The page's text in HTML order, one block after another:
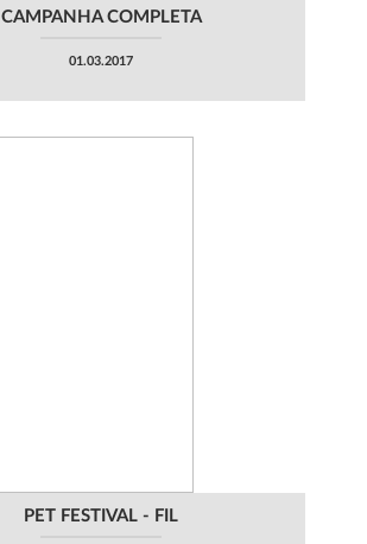
CAMPANHA COMPLETA
01.03.2017
PET FESTIVAL - FIL